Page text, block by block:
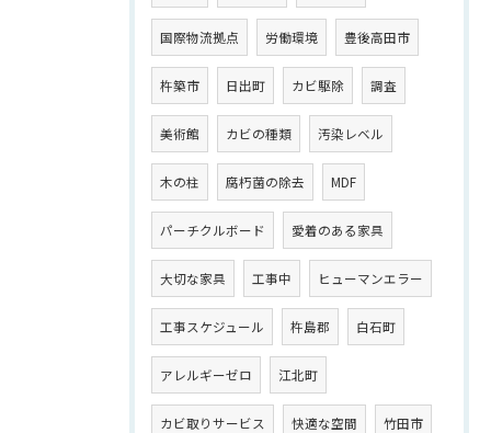
国際物流拠点 労働環境 豊後高田市
杵築市 日出町 カビ駆除 調査
美術館 カビの種類 汚染レベル
木の柱 腐朽菌の除去 MDF
パーチクルボード 愛着のある家具
大切な家具 工事中 ヒューマンエラー
工事スケジュール 杵島郡 白石町
アレルギーゼロ 江北町
カビ取りサービス 快適な空間 竹田市